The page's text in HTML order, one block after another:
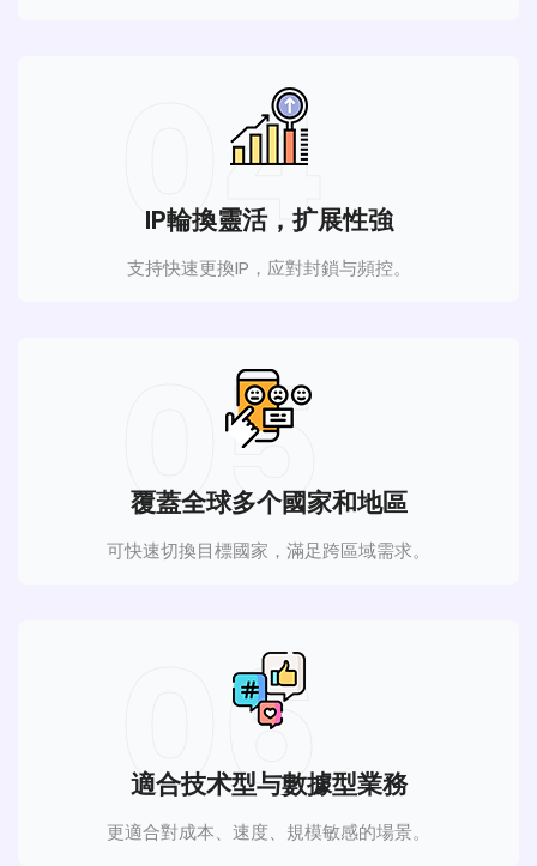
04
IP輪換靈活，扩展性強
支持快速更換IP，应對封鎖与頻控。
05
覆蓋全球多个國家和地區
可快速切換目標國家，滿足跨區域需求。
06
適合技术型与數據型業務
更適合對成本、速度、規模敏感的場景。